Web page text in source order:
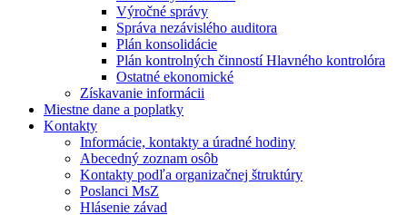
Výročné správy
Správa nezávislého auditora
Plán konsolidácie
Plán kontrolných činností Hlavného kontrolóra
Ostatné ekonomické
Získavanie informácii
Miestne dane a poplatky
Kontakty
Informácie, kontakty a úradné hodiny
Abecedný zoznam osôb
Kontakty podľa organizačnej štruktúry
Poslanci MsZ
Hlásenie závad